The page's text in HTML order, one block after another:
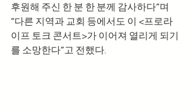
후원해 주신 한 분 한 분께 감사하다”며
“다른 지역과 교회 등에서도 이 <프로라
이프 토크 콘서트>가 이어져 열리게 되기
를 소망한다”고 전했다.